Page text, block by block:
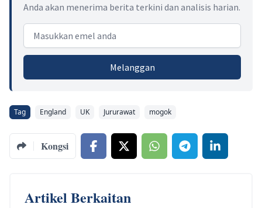
Anda akan menerima berita terkini dan analisis harian.
Email address
Melanggan
Tag England UK Jururawat mogok
Kongsi
Artikel Berkaitan